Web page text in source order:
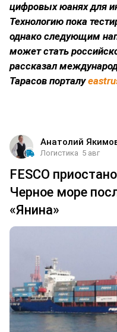
цифровых юанях для
Технологию пока
однако следующим
может стать
рассказал
Тарасов порталу
Анатолий
Логистика 5 авг
FESCO
Черное море
«Янина»